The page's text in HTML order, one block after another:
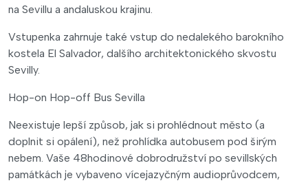
na Sevillu a andaluskou krajinu.
Vstupenka zahrnuje také vstup do nedalekého barokního
kostela El Salvador, dalšího architektonického skvostu
Sevilly.
Hop-on Hop-off Bus Sevilla
Neexistuje lepší způsob, jak si prohlédnout město (a
doplnit si opálení), než prohlídka autobusem pod širým
nebem. Vaše 48hodinové dobrodružství po sevillských
památkách je vybaveno vícejazyčným audioprůvodcem,